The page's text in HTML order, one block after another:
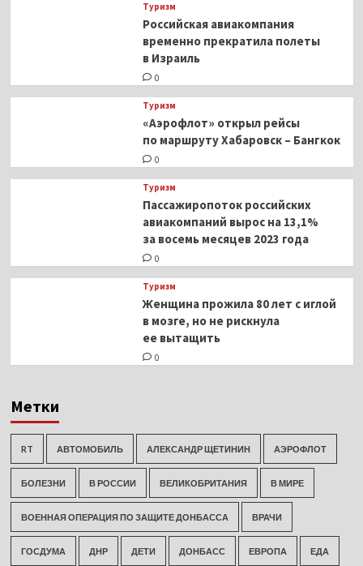
Туризм
Российская авиакомпания
временно прекратила полеты
в Израиль
0
Туризм
«Аэрофлот» открыл рейсы
по маршруту Хабаровск – Бангкок
0
Туризм
Пассажиропоток российских
авиакомпаний вырос на 13,1%
за восемь месяцев 2023 года
0
Туризм
Женщина прожила 80 лет с иглой
в мозге, но не рискнула
ее вытащить
0
Метки
RT АВТОМОБИЛЬ АЛЕКСАНДР ЩЕТИНИН АЭРОФЛОТ
БОЛЕЗНИ В РОССИИ ВЕЛИКОБРИТАНИЯ В МИРЕ
ВОЕННАЯ ОПЕРАЦИЯ ПО ЗАЩИТЕ ДОНБАССА ВРАЧИ
ГОСДУМА ДНР ДЕТИ ДОНБАСС ЕВРОПА ЕДА